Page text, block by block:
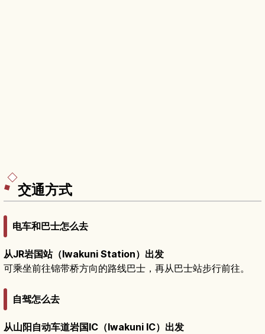
交通方式
电车和巴士怎么去
从JR岩国站（Iwakuni Station）出发
可乘坐前往锦带桥方向的路线巴士，再从巴士站步行前往。
自驾怎么去
从山阳自动车道岩国IC（Iwakuni IC）出发